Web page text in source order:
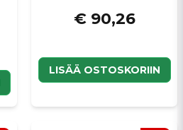
€ 90,26
LISÄÄ OSTOSKORIIN